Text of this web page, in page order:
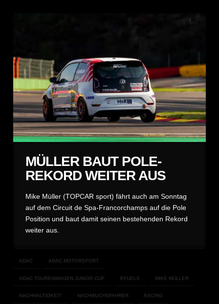
MÜLLER BAUT POLE-
REKORD WEITER AUS
Mike Müller (TOPCAR sport) fährt auch am Sonntag
auf dem Circuit de Spa-Francorchamps auf die Pole
Position und baut damit seinen bestehenden Rekord
weiter aus.
ADAC ADAC MOTORSPORT
ADAC TOURENWAGEN JUNIOR CUP EFUELS MIKE MÜLLER
NACHHALTIGKEIT NACHWUCHSFAHRER RACING